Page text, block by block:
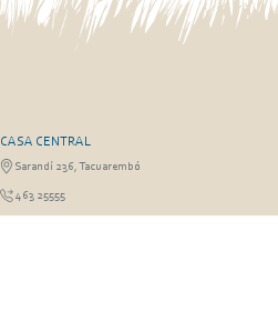
CASA CENTRAL
Sarandí 236, Tacuarembó
463 25555